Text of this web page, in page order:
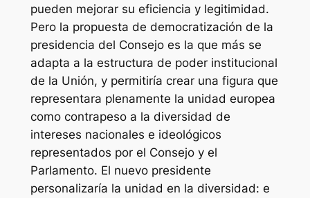
pueden mejorar su eficiencia y legitimidad.
Pero la propuesta de democratización de la
presidencia del Consejo es la que más se
adapta a la estructura de poder institucional
de la Unión, y permitiría crear una figura que
representara plenamente la unidad europea
como contrapeso a la diversidad de
intereses nacionales e ideológicos
representados por el Consejo y el
Parlamento. El nuevo presidente
personalizaría la unidad en la diversidad: e